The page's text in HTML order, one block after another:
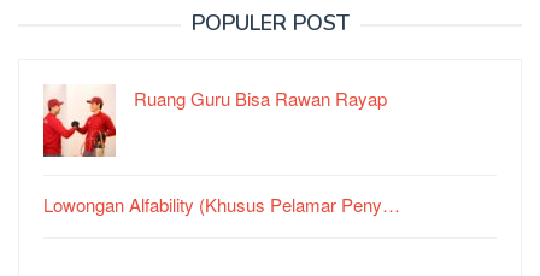
POPULER POST
Ruang Guru Bisa Rawan Rayap
Lowongan Alfability (Khusus Pelamar Peny…